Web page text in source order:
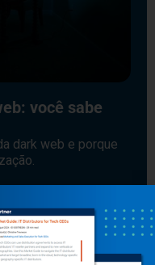
você sabe
dark web e porque